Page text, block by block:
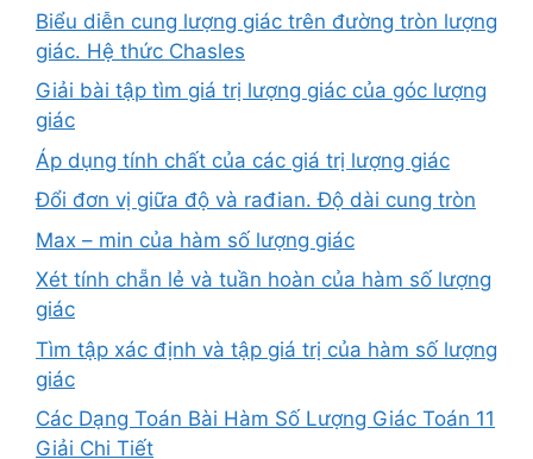
Biểu diễn cung lượng giác trên đường tròn lượng
giác. Hệ thức Chasles
Giải bài tập tìm giá trị lượng giác của góc lượng
giác
Áp dụng tính chất của các giá trị lượng giác
Đổi đơn vị giữa độ và rađian. Độ dài cung tròn
Max – min của hàm số lượng giác
Xét tính chẵn lẻ và tuần hoàn của hàm số lượng
giác
Tìm tập xác định và tập giá trị của hàm số lượng
giác
Các Dạng Toán Bài Hàm Số Lượng Giác Toán 11
Giải Chi Tiết